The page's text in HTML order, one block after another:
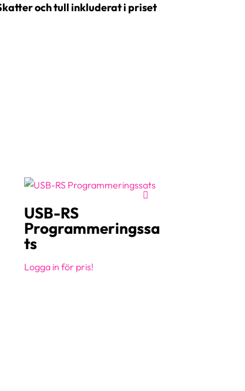
och tull inkluderat i priset
USB-RS
Programmeringssa
ts
Logga in för pris!